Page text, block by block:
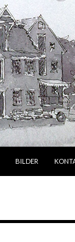
BILDER